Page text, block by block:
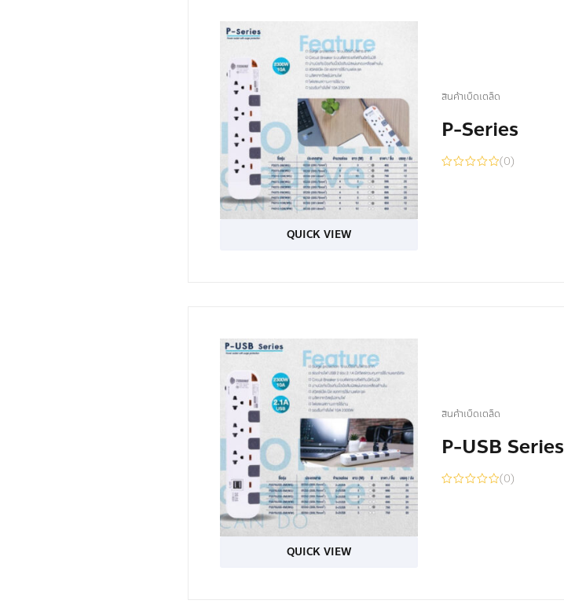
QUICK VIEW
สินค้าเบ็ดเตล็ด
P-Series
(0)
QUICK VIEW
สินค้าเบ็ดเตล็ด
P-USB Series
(0)